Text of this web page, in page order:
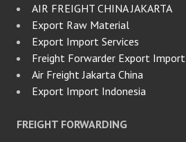
AIR FREIGHT CHINA JAKARTA
Export Raw Material
Export Import Services
Freight Forwarder Export Import
Air Freight Jakarta China
Export Import Indonesia
FREIGHT FORWARDING